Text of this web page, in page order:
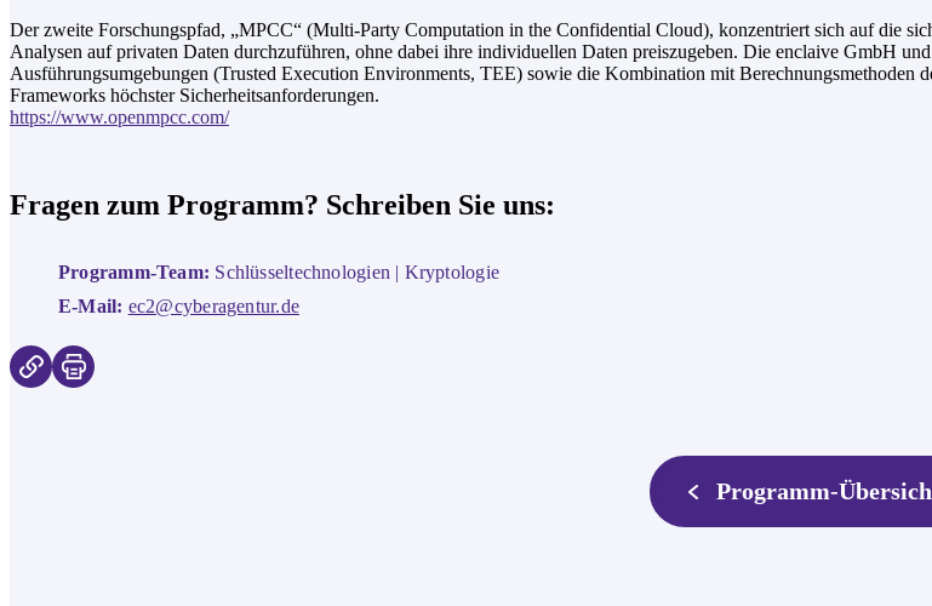
Der zweite Forschungspfad, „MPCC“ (Multi-Party Computation in the Confidential Cloud), konzentriert sich auf die
Analysen auf privaten Daten durchzuführen, ohne dabei ihre individuellen Daten preiszugeben. Die enclaive GmbH
Ausführungsumgebungen (Trusted Execution Environments, TEE) sowie die Kombination mit
Frameworks höchster Sicherheitsanforderungen.
https://www.openmpcc.com/
Fragen zum Programm? Schreiben Sie uns:
Programm-Team: Schlüsseltechnologien | Kryptologie
E-Mail: ec2@cyberagentur.de
Programm-